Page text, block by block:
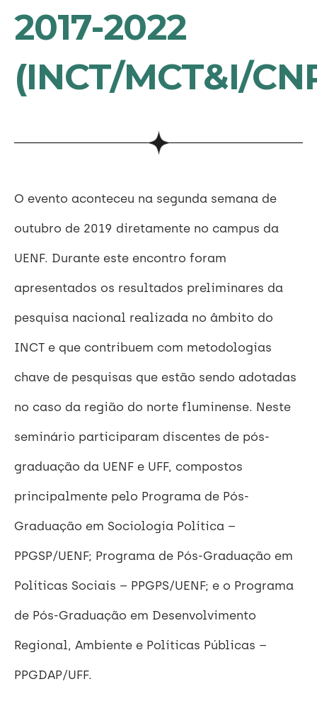
2017-2022
(INCT/MCT&I/
O evento aconteceu na segunda semana de
outubro de 2019 diretamente no campus da
UENF. Durante este encontro foram
apresentados os resultados preliminares da
pesquisa nacional realizada no âmbito do
INCT e que contribuem com metodologias
chave de pesquisas que estão sendo adotadas
no caso da região do norte fluminense. Neste
seminário participaram discentes de pós-
graduação da UENF e UFF, compostos
principalmente pelo Programa de Pós-
Graduação em Sociologia Política –
PPGSP/UENF; Programa de Pós-Graduação em
Políticas Sociais – PPGPS/UENF; e o Programa
de Pós-Graduação em Desenvolvimento
Regional, Ambiente e Políticas Públicas –
PPGDAP/UFF.